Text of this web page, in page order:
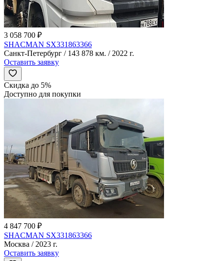
3 058 700 ₽
SHACMAN SX331863366
Санкт-Петербург / 143 878 км. / 2022 г.
Оставить заявку
Скидка до 5%
Доступно для покупки
4 847 700 ₽
SHACMAN SX331863366
Москва / 2023 г.
Оставить заявку